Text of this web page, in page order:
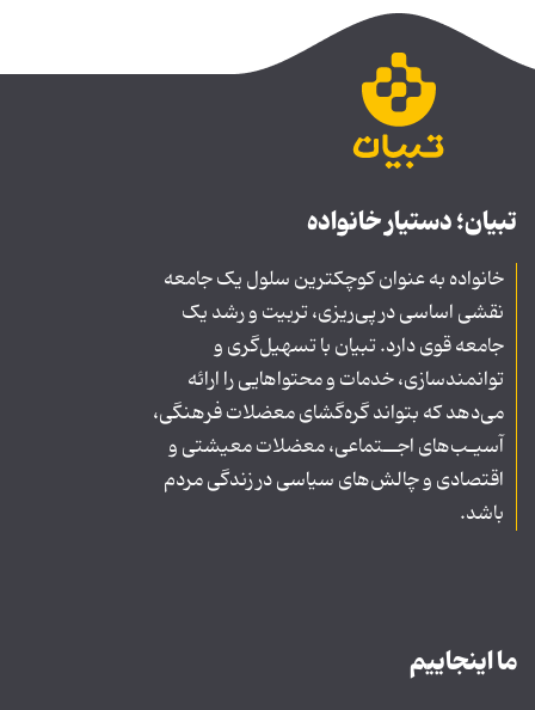
تبیان؛ دستیار خانواده
خانواده به عنوان کوچکترین سلول یک جامعه
نقشی اساسی در پی‌ریزی، تربیت و رشد یک
جامعه قوی دارد. تبیان با تسهیل‌گری و
توانمندسازی، خدمات و محتواهایی را ارائه
می‌دهد که بتواند گره‌گشای معضلات فرهنگی،
آسیـب‌های اجــتماعی، معضلات معیشتی و
اقتصادی و چالش‌های سیاسی در زندگی مردم
باشد.
ما اینجاییم